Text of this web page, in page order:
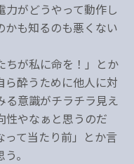
力がどうやって動作し
かも知るのも悪くない
ちが私に命を！」とか
ら酔うために他人に対
る意識がチラチラ見え
性やなぁと思うのだ
て当たり前」とか言
。